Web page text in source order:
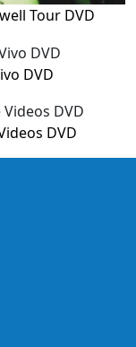
Tour DVD
DVD
DVD